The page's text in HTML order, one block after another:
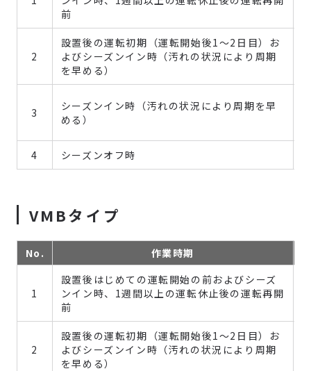
前
2
設置後の運転初期（運転開始後1～2日目）お
よびシーズンイン時（汚れの状況により周期
を早める）
3
シーズンイン時（汚れの状況により周期を早
める）
4 シーズンオフ時
VMBタイプ
No. 作業時期
1
設置後はじめての運転開始の前およびシーズ
ンイン時、1週間以上の運転休止後の運転再開
前
2
設置後の運転初期（運転開始後1～2日目）お
よびシーズンイン時（汚れの状況により周期
を早める）